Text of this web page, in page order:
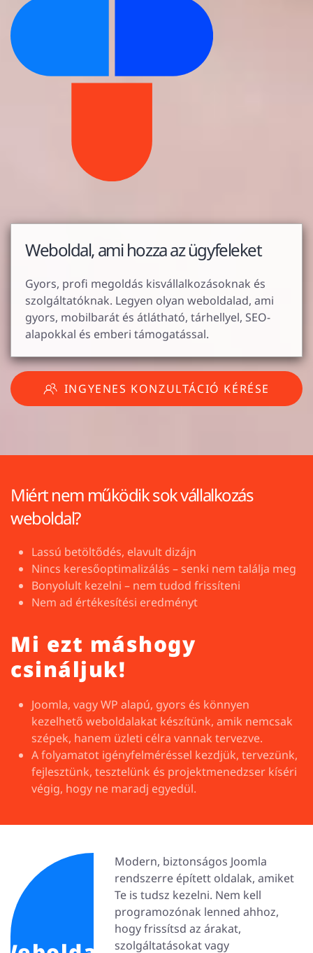
Weboldal, ami hozza az ügyfeleket
Gyors, profi megoldás kisvállalkozásoknak és
szolgáltatóknak. Legyen olyan weboldalad, ami
gyors, mobilbarát és átlátható, tárhellyel, SEO-
alapokkal és emberi támogatással.
INGYENES KONZULTÁCIÓ KÉRÉSE
Miért nem működik sok vállalkozás
weboldal?
Lassú betöltődés, elavult dizájn
Nincs keresőoptimalizálás – senki nem találja meg
Bonyolult kezelni – nem tudod frissíteni
Nem ad értékesítési eredményt
Mi ezt máshogy
csináljuk!
Joomla, vagy WP alapú, gyors és könnyen
kezelhető weboldalakat készítünk, amik nemcsak
szépek, hanem üzleti célra vannak tervezve.
A folyamatot igényfelméréssel kezdjük, tervezünk,
fejlesztünk, tesztelünk és projektmenedzser kíséri
végig, hogy ne maradj egyedül.
Modern, biztonságos Joomla
rendszerre épített oldalak, amiket
Te is tudsz kezelni. Nem kell
programozónak lenned ahhoz,
hogy frissítsd az árakat,
szolgáltatásokat vagy